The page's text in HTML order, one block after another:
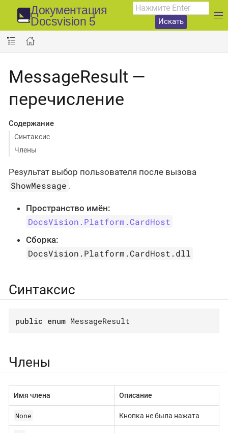
Документация
Docsvision 5
Искать
MessageResult —
перечисление
Содержание
Синтаксис
Члены
Результат выбор пользователя после вызова
ShowMessage .
Пространство имён:
DocsVision.Platform.CardHost
Сборка:
DocsVision.Platform.CardHost.dll
Синтаксис
public enum MessageResult
Члены
Имя члена Описание
None Кнопка не была нажата